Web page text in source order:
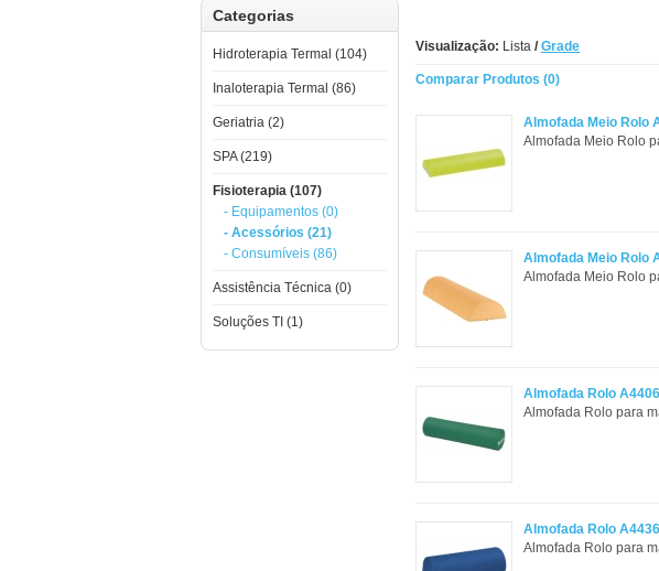
Categorias
Hidroterapia Termal (104)
Inaloterapia Termal (86)
Geriatria (2)
SPA (219)
Fisioterapia (107)
- Equipamentos (0)
- Acessórios (21)
- Consumíveis (86)
Assistência Técnica (0)
Soluções TI (1)
Visualização: Lista / Grade
Comparar Produtos (0)
Almofada Meio Rolo
Almofada Meio Rolo
Almofada Meio Rolo
Almofada Meio Rolo
Almofada Rolo A4406
Almofada Rolo para
Almofada Rolo A4436
Almofada Rolo para